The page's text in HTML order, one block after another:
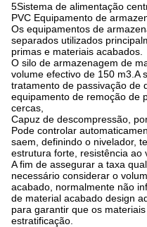
5Sistema de alimentação
PVC Equipamento de
Os equipamentos de
separados utilizados
primas e materiais acabados.
O silo de armazenagem de
volume efectivo de 150 m3.A
tratamento de passivação de
equipamento de remoção de
cercas,
Capuz de descompressão,
Pode controlar
saem, definindo o nivelador,
estrutura forte, resistência ao
A fim de assegurar a taxa
necessário considerar o
acabado, normalmente não
de material acabado design
para garantir que os
estratificação.